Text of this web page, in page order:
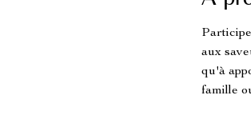
aux
qu'à
famille